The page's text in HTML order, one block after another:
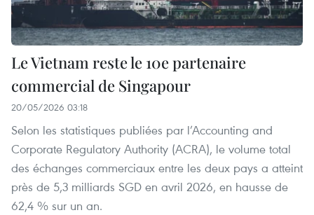
Le Vietnam reste le 10e partenaire
commercial de Singapour
20/05/2026 03:18
Selon les statistiques publiées par l’Accounting and
Corporate Regulatory Authority (ACRA), le volume total
des échanges commerciaux entre les deux pays a atteint
près de 5,3 milliards SGD en avril 2026, en hausse de
62,4 % sur un an.